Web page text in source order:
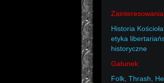
Historia Kościoła
etyka
historyczne
Gatunek:
Folk Thrash